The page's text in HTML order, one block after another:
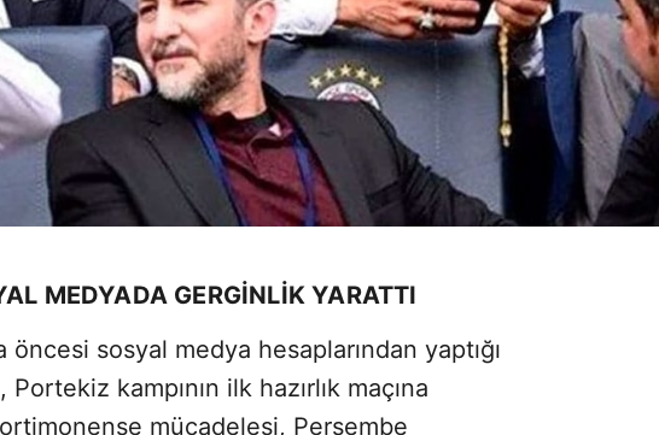
MEDYADA GERGINLIK YARATTI
öncesi sosyal medya hesaplarından yaptığı
kampının ilk hazırlık maçına
mücadelesi, Perşembe